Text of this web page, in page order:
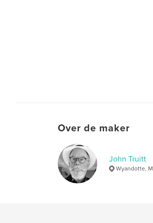
Over de maker
John Truitt
Wyandotte,